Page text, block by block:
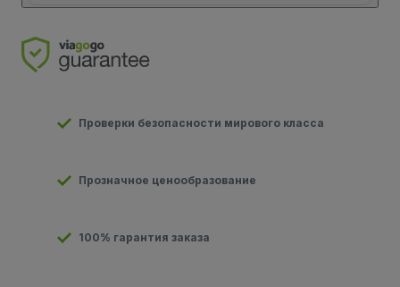
Проверки безопасности мирового класса
Прозначное ценообразование
100% гарантия заказа